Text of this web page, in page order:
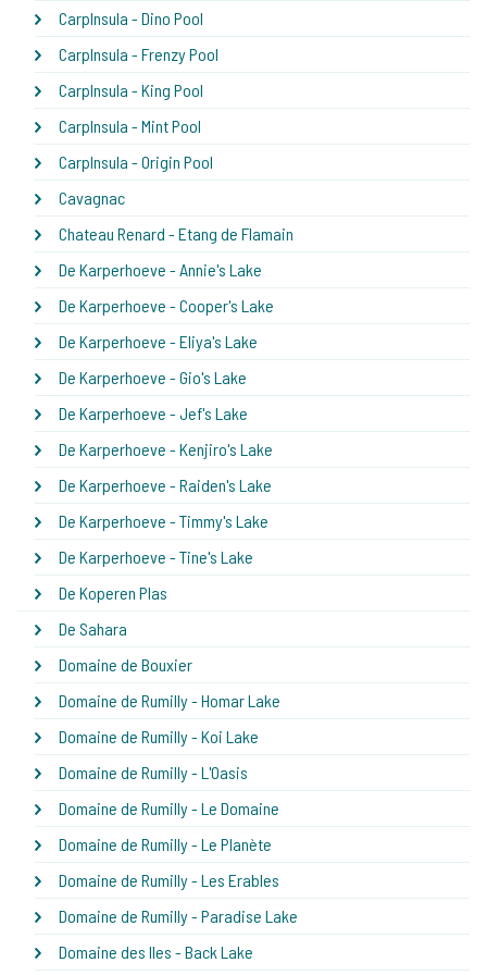
CarpInsula - Dino Pool
CarpInsula - Frenzy Pool
CarpInsula - King Pool
CarpInsula - Mint Pool
CarpInsula - Origin Pool
Cavagnac
Chateau Renard - Etang de Flamain
De Karperhoeve - Annie's Lake
De Karperhoeve - Cooper's Lake
De Karperhoeve - Eliya's Lake
De Karperhoeve - Gio's Lake
De Karperhoeve - Jef's Lake
De Karperhoeve - Kenjiro's Lake
De Karperhoeve - Raiden's Lake
De Karperhoeve - Timmy's Lake
De Karperhoeve - Tine's Lake
De Koperen Plas
De Sahara
Domaine de Bouxier
Domaine de Rumilly - Homar Lake
Domaine de Rumilly - Koi Lake
Domaine de Rumilly - L'Oasis
Domaine de Rumilly - Le Domaine
Domaine de Rumilly - Le Planète
Domaine de Rumilly - Les Erables
Domaine de Rumilly - Paradise Lake
Domaine des Iles - Back Lake